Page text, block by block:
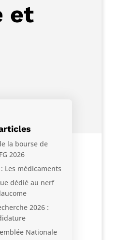
et
la bourse de
2026
Les médicaments
dédié au nerf
2026 :
Nationale